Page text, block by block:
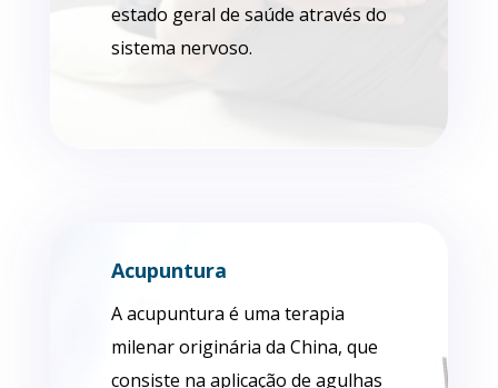
estado geral de saúde através do
sistema nervoso.
Acupuntura
A acupuntura é uma terapia
milenar originária da China, que
consiste na aplicação de agulhas